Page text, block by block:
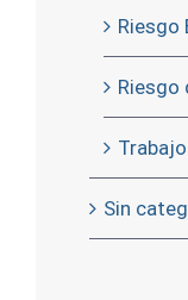
Riesgo
Riesgo
Sin